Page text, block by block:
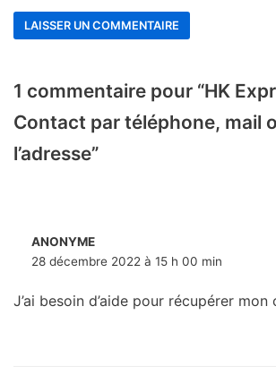
1 commentaire pour “HK
Contact par téléphone, mail
l’adresse”
ANONYME
28 décembre 2022 à 15 h 00 min
J’ai besoin d’aide pour récupérer